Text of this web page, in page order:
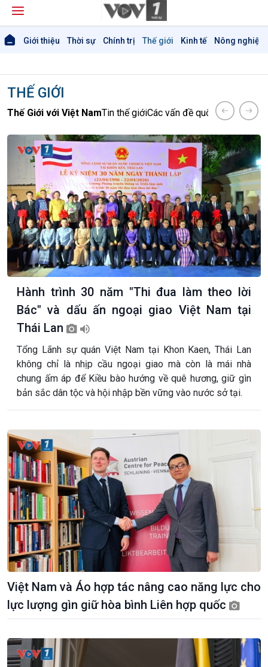
Giới thiệu Thời sự Chính trị Thế giới Kinh tế Nông nghiệp
Giới thiệu
Thời sự 12h
Thời sự 18h
THẾ GIỚI
Thế Giới với Việt NamTin thế giớiCác vấn đề quốc tếHồ sơ sự
Hành trình 30 năm "Thi đua làm theo lời
Bác" và dấu ấn ngoại giao Việt Nam tại
Thái Lan
Tổng Lãnh sự quán Việt Nam tại Khon Kaen, Thái Lan
không chỉ là nhịp cầu ngoại giao mà còn là mái nhà
chung ấm áp để Kiều bào hướng về quê hương, giữ gìn
bản sắc dân tộc và hội nhập bền vững vào nước sở tại.
Việt Nam và Áo hợp tác nâng cao năng lực cho
lực lượng gìn giữ hòa bình Liên hợp quốc